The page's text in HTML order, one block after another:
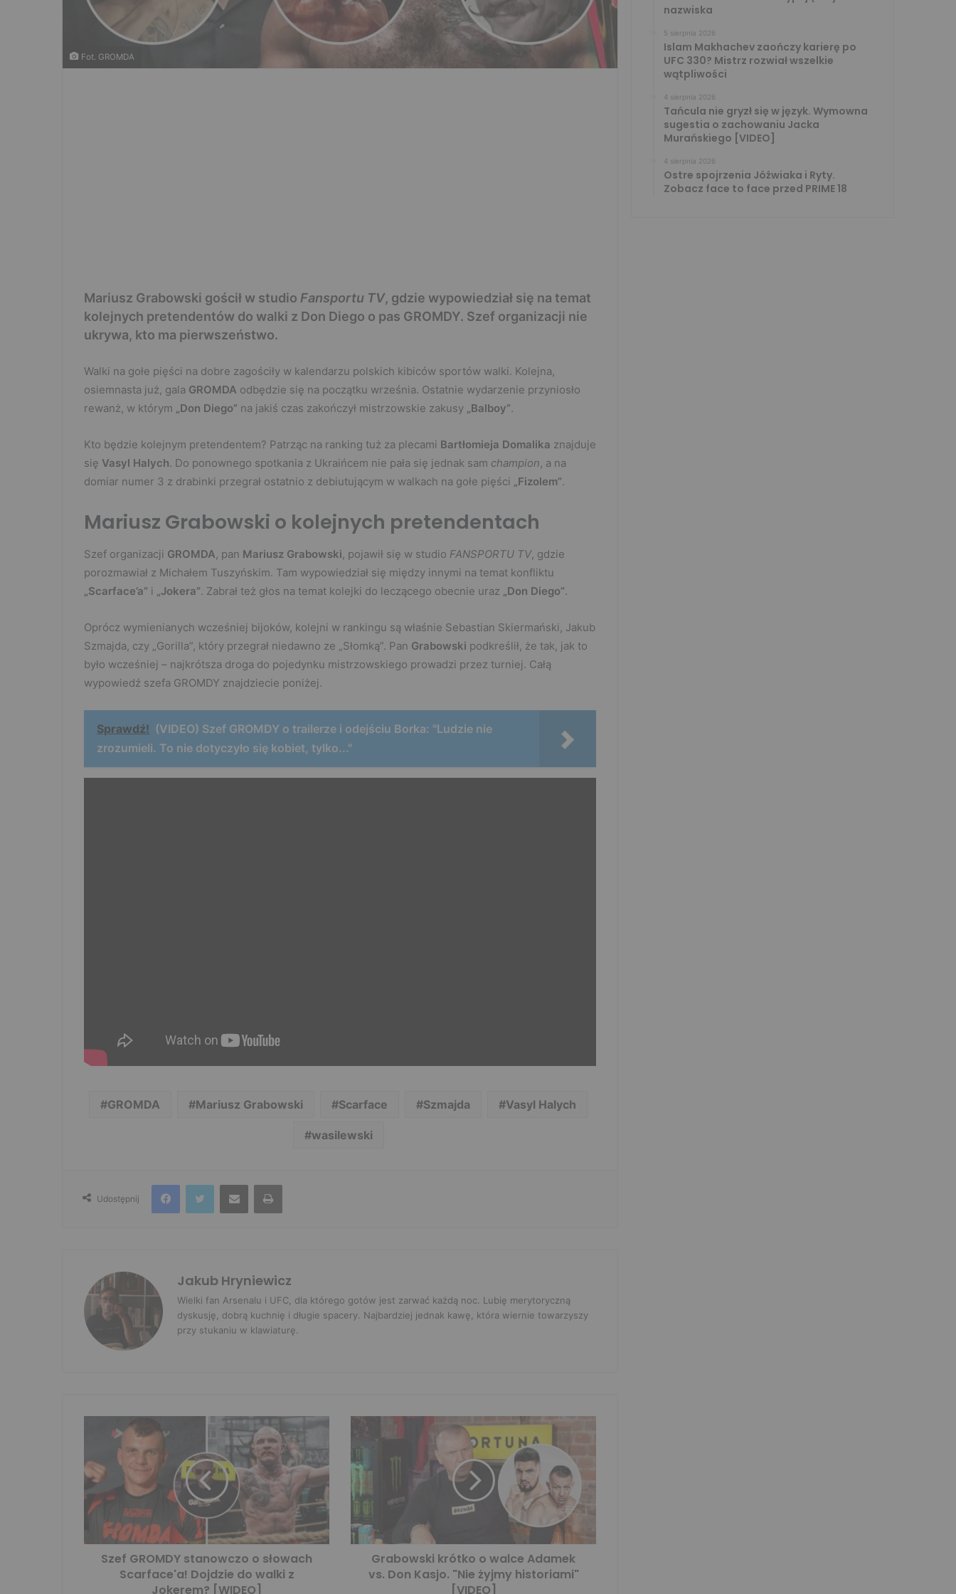
Fot. GROMDA
Mariusz Grabowski gościł w studio Fansportu TV, gdzie wypowiedział się na temat
kolejnych pretendentów do walki z Don Diego o pas GROMDY. Szef organizacji nie
ukrywa, kto ma pierwszeństwo.
Walki na gołe pięści na dobre zagościły w kalendarzu polskich kibiców sportów walki. Kolejna,
osiemnasta już, gala GROMDA odbędzie się na początku września. Ostatnie wydarzenie przyniosło
rewanż, w którym „Don Diego” na jakiś czas zakończył mistrzowskie zakusy „Balboy”.
Kto będzie kolejnym pretendentem? Patrząc na ranking tuż za plecami Bartłomieja Domalika znajduje
się Vasyl Halych. Do ponownego spotkania z Ukraińcem nie pała się jednak sam champion, a na
domiar numer 3 z drabinki przegrał ostatnio z debiutującym w walkach na gołe pięści „Fizolem”.
Mariusz Grabowski o kolejnych pretendentach
Szef organizacji GROMDA, pan Mariusz Grabowski, pojawił się w studio FANSPORTU TV, gdzie
porozmawiał z Michałem Tuszyńskim. Tam wypowiedział się między innymi na temat konfliktu
„Scarface’a” i „Jokera”. Zabrał też głos na temat kolejki do leczącego obecnie uraz „Don Diego”.
Oprócz wymienianych wcześniej bijoków, kolejni w rankingu są właśnie Sebastian Skiermański, Jakub
Szmajda, czy „Gorilla”, który przegrał niedawno ze „Słomką”. Pan Grabowski podkreślił, że tak, jak to
było wcześniej – najkrótsza droga do pojedynku mistrzowskiego prowadzi przez turniej. Całą
wypowiedź szefa GROMDY znajdziecie poniżej.
Sprawdź! (VIDEO) Szef GROMDY o trailerze i odejściu Borka: "Ludzie nie
zrozumieli. To nie dotyczyło się kobiet, tylko..."
GROMDA Mariusz Grabowski Scarface Szmajda Vasyl Halych
wasilewski
Udostępnij
FacebookTwitter Udostępnij przez e-mail Drukuj
Jakub Hryniewicz
Wielki fan Arsenalu i UFC, dla którego gotów jest zarwać każdą noc. Lubię merytoryczną
dyskusję, dobrą kuchnię i długie spacery. Najbardziej jednak kawę, która wiernie towarzyszy
przy stukaniu w klawiaturę.
Szef GROMDY stanowczo o słowach
Scarface'a! Dojdzie do walki z
Jokerem? [WIDEO]
Grabowski krótko o walce Adamek
vs. Don Kasjo. "Nie żyjmy historiami"
[VIDEO]
nazwiska
5 sierpnia 2026
Islam Makhachev zaończy karierę po
UFC 330? Mistrz rozwiał wszelkie
wątpliwości
4 sierpnia 2026
Tańcula nie gryzł się w język. Wymowna
sugestia o zachowaniu Jacka
Murańskiego [VIDEO]
4 sierpnia 2026
Ostre spojrzenia Jóźwiaka i Ryty.
Zobacz face to face przed PRIME 18